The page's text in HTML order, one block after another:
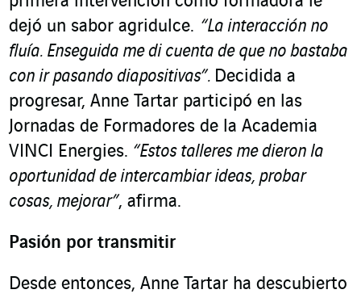
dejó un sabor agridulce. “La interacción no
fluía. Enseguida me di cuenta de que no bastaba
con ir pasando diapositivas”. Decidida a
progresar, Anne Tartar participó en las
Jornadas de Formadores de la Academia
VINCI Energies. “Estos talleres me dieron la
oportunidad de intercambiar ideas, probar
cosas, mejorar”, afirma.
Pasión por transmitir
Desde entonces, Anne Tartar ha descubierto